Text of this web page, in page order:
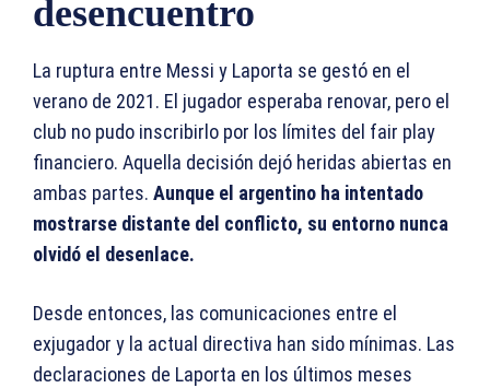
desencuentro
La ruptura entre Messi y Laporta se gestó en el
verano de 2021. El jugador esperaba renovar, pero el
club no pudo inscribirlo por los límites del fair play
financiero. Aquella decisión dejó heridas abiertas en
ambas partes. Aunque el argentino ha intentado
mostrarse distante del conflicto, su entorno nunca
olvidó el desenlace.
Desde entonces, las comunicaciones entre el
exjugador y la actual directiva han sido mínimas. Las
declaraciones de Laporta en los últimos meses